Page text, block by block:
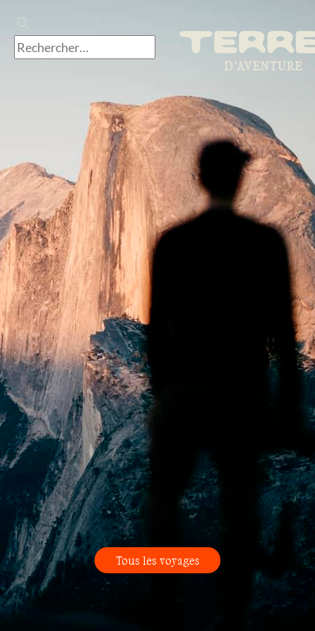
Tous les voyages